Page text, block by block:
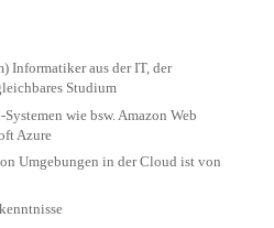
Informatiker aus der IT, der
Studium
wie bsw. Amazon Web
Azure
Umgebungen in der Cloud ist von